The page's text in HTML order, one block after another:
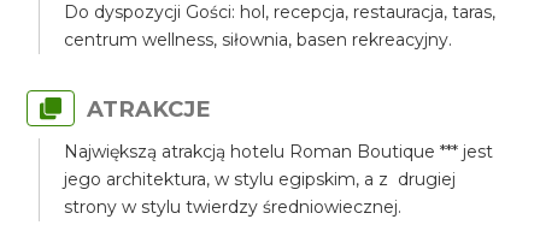
Do dyspozycji Gości: hol, recepcja, restauracja, taras,
centrum wellness, siłownia, basen rekreacyjny.
ATRAKCJE
Największą atrakcją hotelu Roman Boutique *** jest
jego architektura, w stylu egipskim, a z drugiej
strony w stylu twierdzy średniowiecznej.